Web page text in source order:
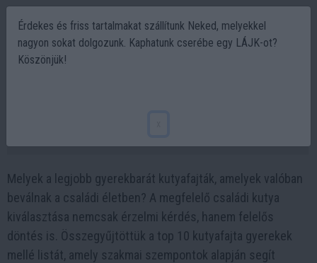
Melyek a legjobb gyerekbarát kutyafajták, amelyek valóban
beválnak a családi életben? A megfelelő családi kutya
kiválasztása nemcsak érzelmi kérdés, hanem felelős
döntés is. Összegyűjtöttük a top 10 kutyafajta gyerekek
mellé listát, amely szakmai szempontok alapján segít
Érdekes és friss tartalmakat szállítunk Neked, melyekkel
nagyon sokat dolgozunk. Kaphatunk cserébe egy LÁJK-ot?
Köszönjük!